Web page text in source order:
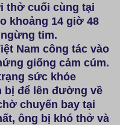
thở cuối cùng tại
khoảng 14 giờ 48
tim.
Nam công tác vào
giống cảm cúm.
sức khỏe
bị để lên đường về
chuyến bay tại
ông bị khó thở và